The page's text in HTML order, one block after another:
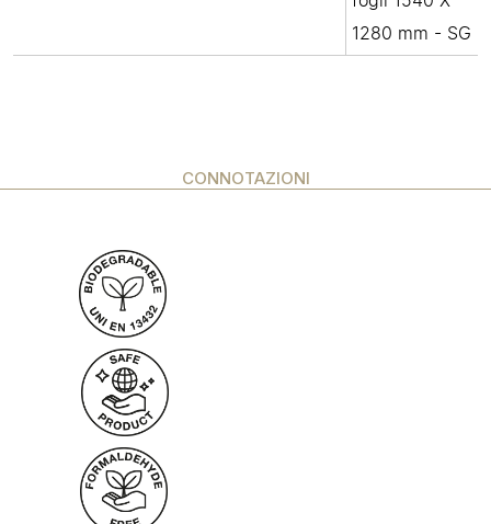
1280 mm - SG
CONNOTAZIONI